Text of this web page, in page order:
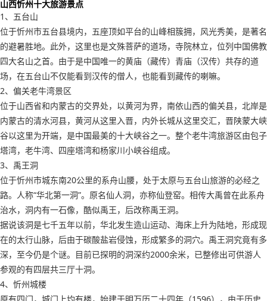
山西忻州十大旅游景点
1、五台山
位于忻州市五台县境内，五座顶如平台的山峰相簇拥，风光秀美，是著名
的避暑胜地。此外，这里也是文殊菩萨的道场，寺院林立，位列中国佛教
四大名山之首。由于是中国唯一的黄庙（藏传）青庙（汉传）共存的道
场，在五台山不仅能看到汉传的僧人，也能看到藏传的喇嘛。
2、偏关老牛湾景区
位于山西省和内蒙古的交界处，以黄河为界，南依山西的偏关县，北岸是
内蒙古的清水河县，黄河从这里入晋，内外长城从这里交汇，晋陕蒙大峡
谷以这里为开端，是中国最美的十大峡谷之一。整个老牛湾旅游区由包子
塔湾，老牛湾、四座塔湾和杨家川小峡谷组成。
3、禹王洞
位于忻州市城东南20公里的系舟山腰，处于太原与五台山旅游的必经之
路。人称“华北第一洞”。原名仙人洞，亦称仙登窑。相传大禹曾在此系舟
治水，洞内有一石像，酷似禹王，后改称禹王洞。
据说该洞是七千五年以前，华北发生造山运动、海床上升为陆地，形成现
在的太行山脉，后由于碳酸盐岩侵蚀，形成繁多的洞穴。禹王洞究竟有多
深，至今仍是个谜。目前已探明的洞深约2000余米，已整修出可供游人
参观的有四层共三厅十洞。
4、忻州城楼